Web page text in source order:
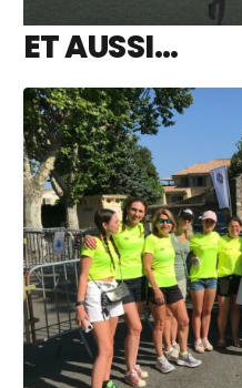
ET AUSSI…